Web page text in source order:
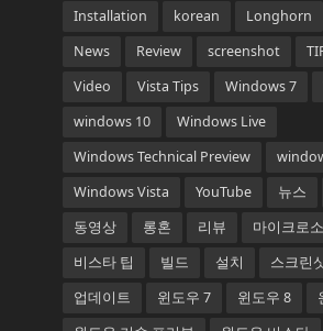
Installation
korean Longhorn
News
Review screenshot
Video
Vista Tips Windows 7
windows 10
Windows Live
Windows Technical Preview
Windows Vista
YouTube 뉴스
동영상
롱혼 리뷰 마이크로
비스타 팁
빌드 설치 스크린
업데이트
윈도우 7 윈도우 8